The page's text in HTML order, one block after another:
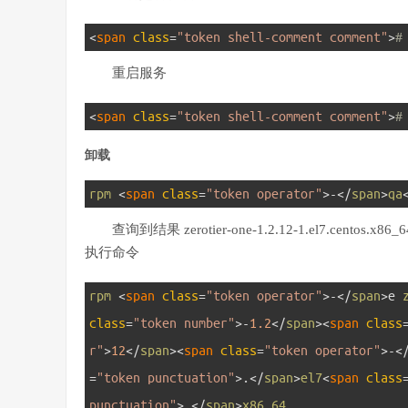
<span class="token shell-comment comment">#
重启服务
<span class="token shell-comment comment">#
卸载
rpm <span class="token operator">-</span>qa
查询到结果 zerotier-one-1.2.12-
执行命令
rpm <span class="token operator">-</span>e
class="token number">-1.2</span><span class
r">12</span><span class="token operator">-</
="token punctuation">.</span>el7<span class